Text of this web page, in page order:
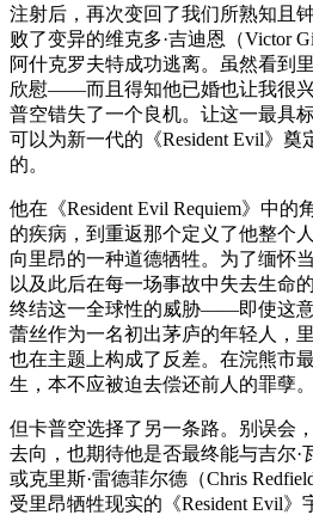
注射后，再次变回了我们所熟知且
败了变异的维克多·吉迪恩（Victor
阿什克罗夫特成功逃离。虽然看到
欣慰——而且得知他已婚也让我很
普空错失了一个良机。让这一最具
可以为新一代的《Resident Evil》
的。
他在《Resident Evil Requiem》中
的疾病，到重返那个定义了他整个
向里昂的一种道德牺牲。为了缅怀
以及此后在每一场事故中失去生命
终结这一全球性的威胁——即使这
蕾丝作为一名初出茅庐的年轻人，
也在主题上构成了反差。在浣熊市
生，本不应被迫去偿还前人的罪孽。
但卡普空选择了另一条路。别误会
去向，也期待他是否最终能与吉尔·
或克里斯·雷德菲尔德（Chris
受里昂牺牲现实的《Resident Evil》